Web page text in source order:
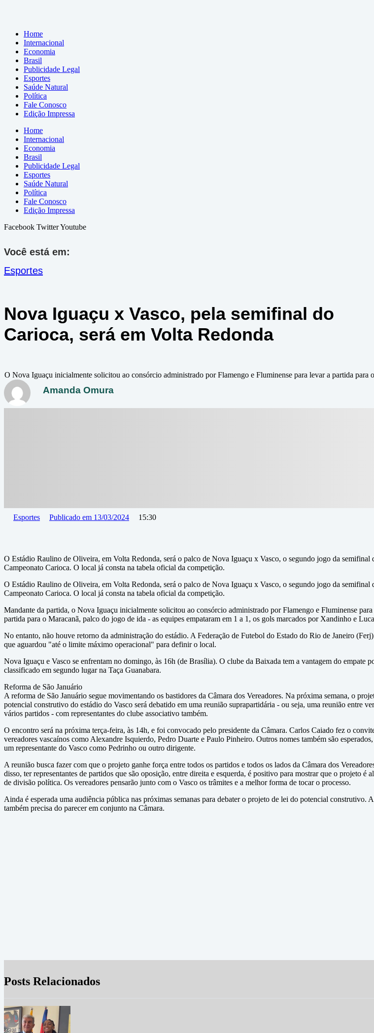
Home
Internacional
Economia
Brasil
Publicidade Legal
Esportes
Saúde Natural
Política
Fale Conosco
Edição Impressa
Home
Internacional
Economia
Brasil
Publicidade Legal
Esportes
Saúde Natural
Política
Fale Conosco
Edição Impressa
Facebook TwitterYoutube
Você está em:
Esportes
Nova Iguaçu x Vasco, pela semifinal do
Carioca, será em Volta Redonda
O Nova Iguaçu inicialmente solicitou ao consórcio administrado por Flamengo e Fluminense para levar a partida para
Amanda Omura
Esportes Publicado em 13/03/2024 15:30
O Estádio Raulino de Oliveira, em Volta Redonda, será o palco de Nova Iguaçu x Vasco, o segundo jogo da semifinal
Campeonato Carioca. O local já consta na tabela oficial da competição.
O Estádio Raulino de Oliveira, em Volta Redonda, será o palco de Nova Iguaçu x Vasco, o segundo jogo da semifinal
Campeonato Carioca. O local já consta na tabela oficial da competição.
Mandante da partida, o Nova Iguaçu inicialmente solicitou ao consórcio administrado por Flamengo e Fluminense para
partida para o Maracanã, palco do jogo de ida - as equipes empataram em 1 a 1, os gols marcados por Xandinho e
No entanto, não houve retorno da administração do estádio. A Federação de Futebol do Estado do Rio de Janeiro
que aguardou "até o limite máximo operacional" para definir o local.
Nova Iguaçu e Vasco se enfrentam no domingo, às 16h (de Brasília). O clube da Baixada tem a vantagem do empate
classificado em segundo lugar na Taça Guanabara.
Reforma de São Januário
A reforma de São Januário segue movimentando os bastidores da Câmara dos Vereadores. Na próxima semana, o
potencial construtivo do estádio do Vasco será debatido em uma reunião suprapartidária - ou seja, uma reunião entre
vários partidos - com representantes do clube associativo também.
O encontro será na próxima terça-feira, às 14h, e foi convocado pelo presidente da Câmara. Carlos Caiado fez o
vereadores vascaínos como Alexandre Isquierdo, Pedro Duarte e Paulo Pinheiro. Outros nomes também são
um representante do Vasco como Pedrinho ou outro dirigente.
A reunião busca fazer com que o projeto ganhe força entre todos os partidos e todos os lados da Câmara dos
disso, ter representantes de partidos que são oposição, entre direita e esquerda, é positivo para mostrar que o projeto é
de divisão política. Os vereadores pensarão junto com o Vasco os trâmites e a melhor forma de tocar o processo.
Ainda é esperada uma audiência pública nas próximas semanas para debater o projeto de lei do potencial construtivo.
também precisa do parecer em conjunto na Câmara.
Posts Relacionados